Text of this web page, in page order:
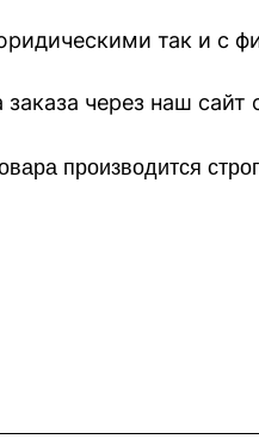
так и с
заказа
производится